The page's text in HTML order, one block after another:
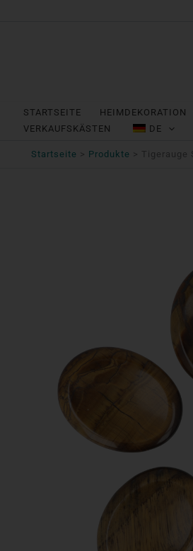
STARTSEITE HEIMDEKORATION
VERKAUFSKÄSTEN
DE
Startseite Produkte Tigerauge